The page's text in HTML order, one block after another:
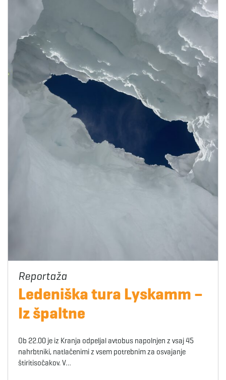
Ledeniška tura Lyskamm –
Iz špaltne
Ob 22.00 je iz Kranja odpeljal avtobus napolnjen z vsaj 45
nahrbtniki, natlačenimi z vsem potrebnim za osvajanje
štiritisočakov. V…